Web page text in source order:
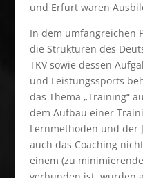
und Erfurt waren
In dem umfangreichen
die Strukturen des
TKV sowie dessen
und Leistungssports
das Thema „Training“
dem Aufbau einer
Lernmethoden und der
auch das Coaching
einem (zu